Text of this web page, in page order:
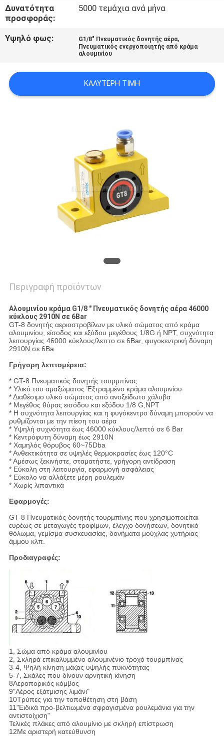
ΖΗΤΉΣΤΕ
ΈΝΑ
ΑΠΌΣΠΑΣΜΑ
VR
SHOW
Δυνατότητα
προσφοράς:
5000 τεμάχια ανά μήνα
Υψηλό φως: G1/8" Πνευματικός δονητής αέρα,
Πνευματικός ενεργοποιητής από κράμα
αλουμινίου
ΚΑΛΎΤΕΡΗ ΤΙΜΉ
Περιγραφή προϊόντων
Αλουμινίου κράμα G1/8 " Πνευματικός δονητής αέρα 46000
κύκλους 2910N σε 6Bar
GT-8 δονητής αεριοστροβίλων με υλικό σώματος από κράμα
αλουμινίου, είσοδος και εξόδου μεγέθους 1/8G ή NPT, συχνότητα
λειτουργίας 46000 κύκλους/λεπτο σε 6Bar, φυγοκεντρική δύναμη
2910N σε 6Ba
Γρήγορη λεπτομέρεια:
* GT-8 Πνευματικός δονητής τουρμπίνας
* Υλικό του αμαξώματος Έξτραμμένο κράμα αλουμινίου
* Διαθέσιμο υλικό σώματος από ανοξείδωτο χάλυβα
* Μεγέθος θύρας εισόδου και εξόδου 1/8 G,NPT
* Η συχνότητα λειτουργίας και η φυγόκεντρο δύναμη μπορούν να
ρυθμίζονται με την πίεση του αέρα
* Υψηλή συχνότητα έως 46000 κύκλους/λεπτό σε 6 Bar
* Κεντρόφυτη δύναμη έως 2910N
* Χαμηλός θόρυβος 60~75Dba
* Ανθεκτικότητα σε υψηλές θερμοκρασίες έως 120°C
* Αμέσως ξεκινήστε, σταματήστε, γρήγορη αντίδραση
* Εύκολη στη λειτουργία, εφαρμογή ασφάλειας
* Εύκολο να αλλάξετε μέρη ρουλεμάν
* Χωρίς λιπαντικά
Εφαρμογές:
GT-8 Πνευματικός δονητής τουρμπίνης που χρησιμοποιείται
ευρέως σε μεταγωγές τροφίμων, έλεγχο δονήσεων, δονητικό
θόλωμα, γεμίσμα συσκευασίας, δονήματα μούχλας χυτήριας
άμμου κλπ.
Προδιαγραφές:
1, Σώμα από κράμα αλουμινίου
2, Σκληρά επικαλυμμένο αλουμινένιο τροχό τουρμπίνας
3-4, Ψηλή κίνηση μάζας υψηλής πυκνότητας
5-7, Σκάλες που δίνουν αρνητική κίνηση
8Αεροπορικός κόμβος
9"Αέρος εξάτμισης λιμάνι"
10Τρύπες για την τοποθέτηση στη βάση
11"Ειδικά προ-βελτιωμένα σφραγισμένα ρουλεμάνια για την
αντιστοίχιση"
Τελικές πλάκες από αλουμίνιο με σκληρή επίστρωση
12Με αριστερή κατεύθυνση